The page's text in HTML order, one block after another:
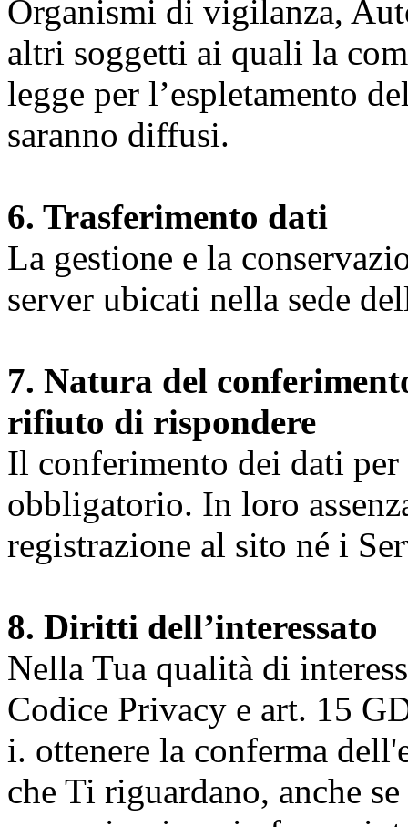
Organismi di vigilanza,
altri soggetti ai quali la
legge per l’espletamento
saranno diffusi.
6. Trasferimento dati
La gestione e la
server ubicati nella sede
7. Natura del
rifiuto di rispondere
Il conferimento dei dati
obbligatorio. In loro
registrazione al sito né i
8. Diritti dell’interessato
Nella Tua qualità di
Codice Privacy e art. 15
i. ottenere la conferma
che Ti riguardano, anche